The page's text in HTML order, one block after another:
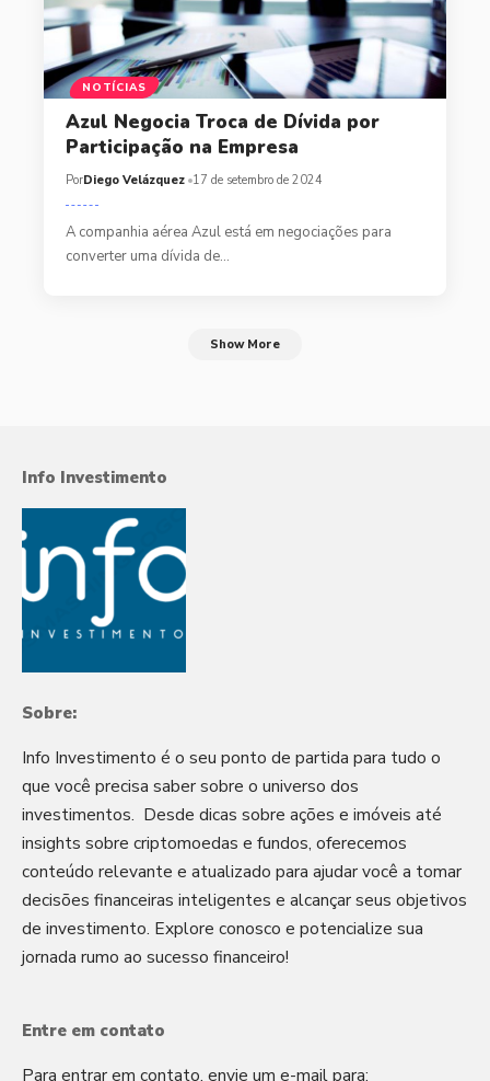
NOTÍCIAS
Azul Negocia Troca de Dívida por
Participação na Empresa
PorDiego Velázquez 17 de setembro de 2024
A companhia aérea Azul está em negociações para
converter uma dívida de…
Show More
Info Investimento
Sobre:
Info Investimento é o seu ponto de partida para tudo o
que você precisa saber sobre o universo dos
investimentos. Desde dicas sobre ações e imóveis até
insights sobre criptomoedas e fundos, oferecemos
conteúdo relevante e atualizado para ajudar você a tomar
decisões financeiras inteligentes e alcançar seus objetivos
de investimento. Explore conosco e potencialize sua
jornada rumo ao sucesso financeiro!
Entre em contato
Para entrar em contato, envie um e-mail para: